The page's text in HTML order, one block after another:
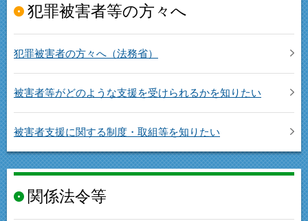
犯罪被害者等の方々へ
犯罪被害者の方々へ（法務省）
被害者等がどのような支援を受けられるかを知りたい
被害者支援に関する制度・取組等を知りたい
関係法令等